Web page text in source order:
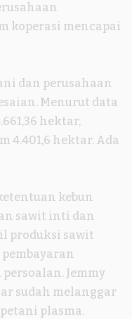
koperasi mencapai
dan perusahaan
Menurut data
hektar,
4.401,6 hektar. Ada
kebun
sawit inti dan
produksi sawit
Jemmy
sudah melanggar
plasma.